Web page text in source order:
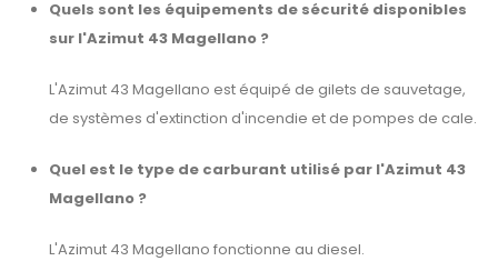
Quels sont les équipements de sécurité disponibles
sur l'Azimut 43 Magellano ?
L'Azimut 43 Magellano est équipé de gilets de sauvetage,
de systèmes d'extinction d'incendie et de pompes de cale.
Quel est le type de carburant utilisé par l'Azimut 43
Magellano ?
L'Azimut 43 Magellano fonctionne au diesel.